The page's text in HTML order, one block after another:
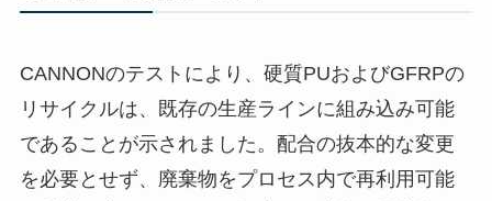
CANNONのテストにより、硬質PUおよびGFRPの
リサイクルは、既存の生産ラインに組み込み可能
であることが示されました。配合の抜本的な変更
を必要とせず、廃棄物をプロセス内で再利用可能